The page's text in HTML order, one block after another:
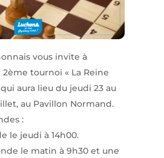
vous invite à
tournoi « La Reine
aura lieu du jeudi 23 au
au Pavillon Normand.
:
le jeudi à 14h00.
le matin à 9h30 et une